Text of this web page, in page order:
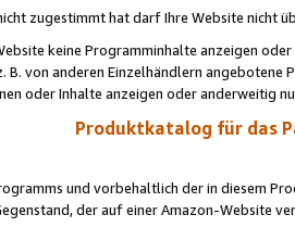
zugestimmt hat darf Ihre Website nicht
keine Programminhalte anzeigen
B. von anderen Einzelhändlern
oder Inhalte anzeigen oder anderweitig
Produktkatalog für das
und vorbehaltlich der in diesem
der auf einer Amazon-Website